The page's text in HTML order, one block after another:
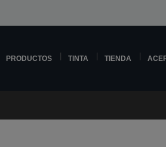
PRODUCTOS TINTA TIENDA